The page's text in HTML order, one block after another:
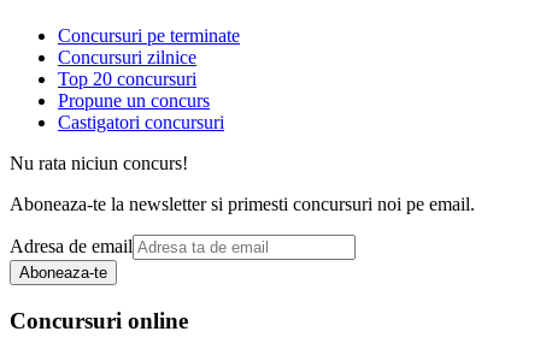
Concursuri pe terminate
Concursuri zilnice
Top 20 concursuri
Propune un concurs
Castigatori concursuri
Nu rata niciun concurs!
Aboneaza-te la newsletter si primesti concursuri noi pe email.
Adresa de email
Aboneaza-te
Concursuri online